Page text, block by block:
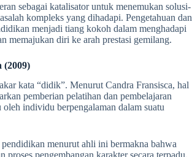
sebagai katalisator untuk menemukan solusi-
kompleks yang dihadapi. Pengetahuan dan
menjadi tiang kokoh dalam menghadapi
memajukan diri ke arah prestasi gemilang.
(2009)
kata “didik”. Menurut Candra Fransisca, hal
pemberian pelatihan dan pembelajaran
individu berpengalaman dalam suatu
menurut ahli ini bermakna bahwa